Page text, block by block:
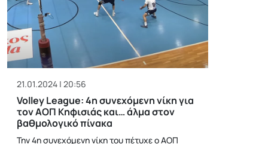
21.01.2024 | 20:56
Volley League: 4η συνεχόμενη νίκη για
τον ΑΟΠ Κηφισιάς και… άλμα στον
βαθμολογικό πίνακα
Την 4η συνεχόμενη νίκη του πέτυχε ο ΑΟΠ